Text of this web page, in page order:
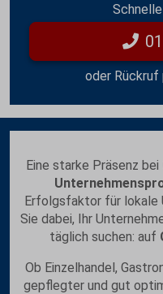
oder Rückruf
Eine starke Präsenz bei
Erfolgsfaktor für lokale
Sie dabei, Ihr
täglich suchen: auf
Ob Einzelhandel,
gepflegter und gut